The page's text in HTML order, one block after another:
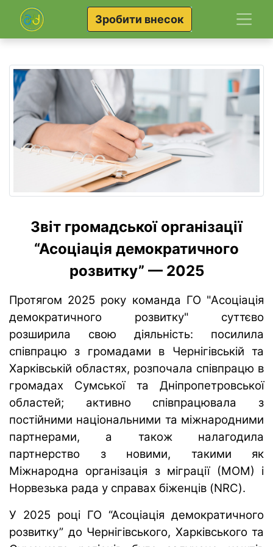
Зробити внесок
Звіт громадської організації
“Асоціація демократичного
розвитку” — 2025
Протягом 2025 року команда ГО "Асоціація
демократичного розвитку" суттєво
розширила свою діяльність: посилила
співпрацю з громадами в Чернігівській та
Харківській областях, розпочала співпрацю в
громадах Сумської та Дніпропетровської
областей; активно співпрацювала з
постійними національними та міжнародними
партнерами, а також налагодила
партнерство з новими, такими як
Міжнародна організація з міграції (МОМ) і
Норвезька рада у справах біженців (NRC).
У 2025 році ГО “Асоціація демократичного
розвитку” до Чернігівського, Харківського та